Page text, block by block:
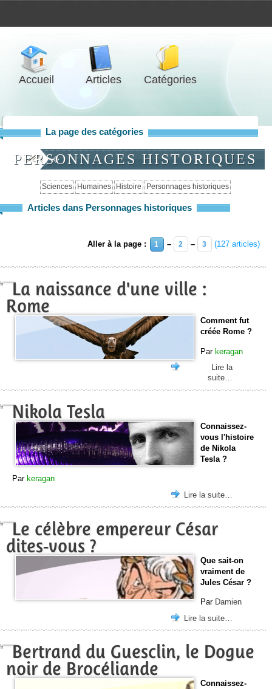
Accueil Articles Catégories
La page des catégories
PERSONNAGES HISTORIQUES
Sciences Humaines Histoire Personnages historiques
Articles dans Personnages historiques
Aller à la page : 1 – 2 – 3 (127 articles)
La naissance d'une ville :
Rome
Comment fut
créée Rome ?
Par keragan
Lire la
suite…
Nikola Tesla
Connaissez-
vous l'histoire
de Nikola
Tesla ?
Par keragan
Lire la suite…
Le célèbre empereur César
dites-vous ?
Que sait-on
vraiment de
Jules César ?
Par Damien
Lire la suite…
Bertrand du Guesclin, le Dogue
noir de Brocéliande
Connaissez-